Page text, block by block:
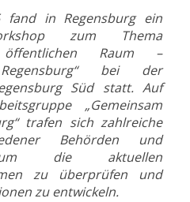
fand in Regensburg ein
zum Thema
Raum –
bei der
Süd statt. Auf
„Gemeinsam
trafen sich zahlreiche
Behörden und
um die aktuellen
zu überprüfen und
zu entwickeln.